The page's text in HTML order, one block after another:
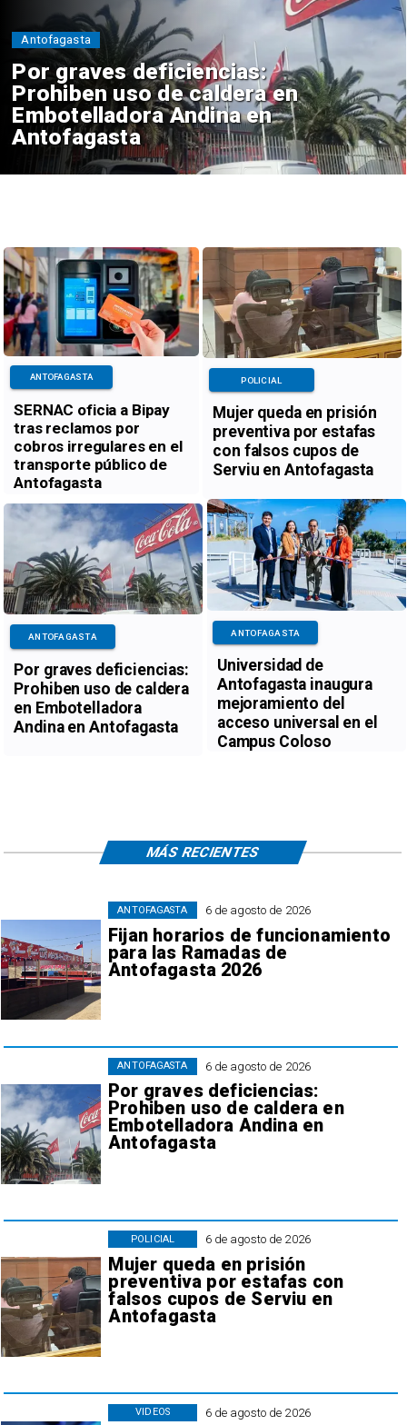
Por graves deficiencias:
Prohiben uso de caldera en
Embotelladora Andina en
Antofagasta
Antofagasta
SERNAC oficia a Bipay
tras reclamos por
cobros irregulares en el
transporte público de
Antofagasta
ANTOFAGASTA
Mujer queda en prisión
preventiva por estafas
con falsos cupos de
Serviu en Antofagasta
POLICIAL
Por graves deficiencias:
Prohiben uso de caldera
en Embotelladora
Andina en Antofagasta
ANTOFAGASTA
Universidad de
Antofagasta inaugura
mejoramiento del
acceso universal en el
Campus Coloso
ANTOFAGASTA
6 de agosto de 2026
Fijan horarios de funcionamiento
para las Ramadas de
Antofagasta 2026
ANTOFAGASTA
6 de agosto de 2026
Por graves deficiencias:
Prohiben uso de caldera en
Embotelladora Andina en
Antofagasta
ANTOFAGASTA
6 de agosto de 2026
Mujer queda en prisión
preventiva por estafas con
falsos cupos de Serviu en
Antofagasta
POLICIAL
6 de agosto de 2026
VIDEOS
MÁS RECIENTES